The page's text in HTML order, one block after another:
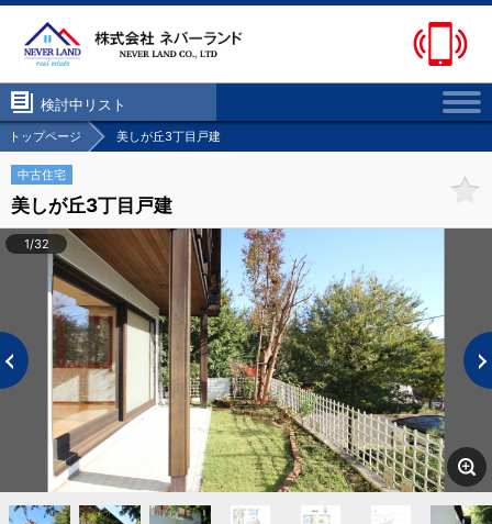
検討中リスト
トップページ 美しが丘3丁目戸建
中古住宅
美しが丘3丁目戸建
1/32